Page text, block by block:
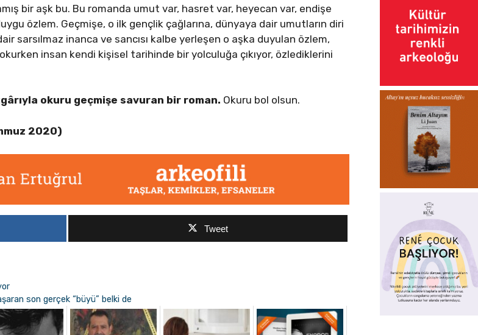
bir aşk bu. Bu romanda umut var, hasret var, heyecan var, endişe
özlem. Geçmişe, o ilk gençlik çağlarına, dünyaya dair umutların diri
sarsılmaz inanca ve sancısı kalbe yerleşen o aşka duyulan özlem,
insan kendi kişisel tarihinde bir yolculuğa çıkıyor, özlediklerini
okuru geçmişe savuran bir roman. Okuru bol olsun.
2020)
Tweet
son gerçek “büyü” belki de